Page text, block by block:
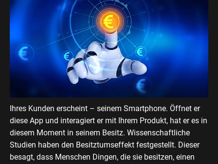
Ihres Kunden erscheint – seinem Smartphone. Öffnet er
diese App und interagiert er mit Ihrem Produkt, hat er es in
diesem Moment in seinem Besitz. Wissenschaftliche
Studien haben den Besitztumseffekt festgestellt. Dieser
besagt, dass Menschen Dingen, die sie besitzen, einen